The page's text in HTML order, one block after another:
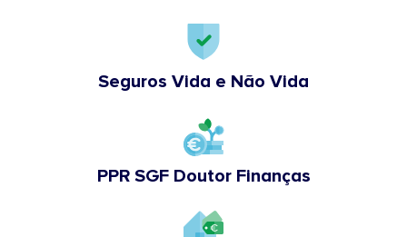
Seguros Vida e Não Vida
PPR SGF Doutor Finanças